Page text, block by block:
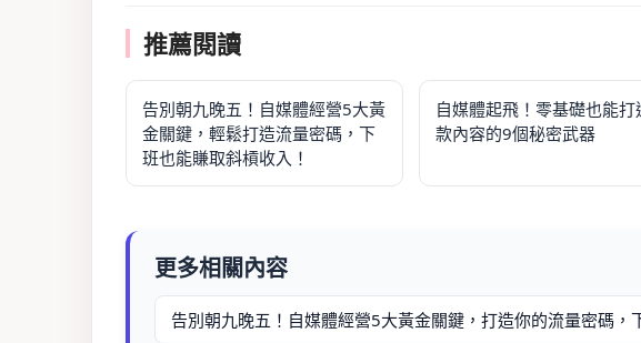
推薦閱讀
告別朝九晚五！自媒體經營5大黃
金關鍵，輕鬆打造流量密碼，下
班也能賺取斜槓收入！
自媒體起飛！零基礎也能打
款內容的9個秘密武器
更多相關內容
告別朝九晚五！自媒體經營5大黃金關鍵，打造你的流量密碼，